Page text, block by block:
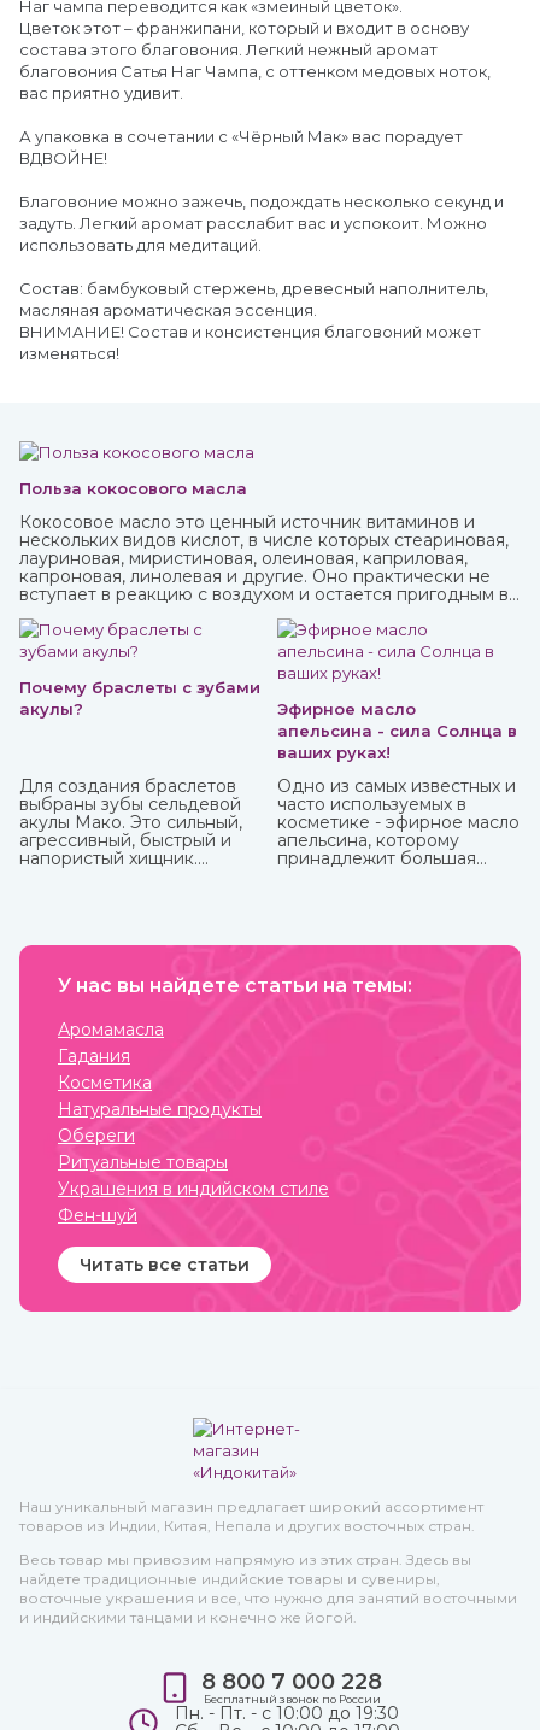
Наг чампа переводится как «змеиный цветок».
Цветок этот – франжипани, который и входит в основу
состава этого благовония. Легкий нежный аромат
благовония Сатья Наг Чампа, с оттенком медовых ноток,
вас приятно удивит.
А упаковка в сочетании с «Чёрный Мак» вас порадует
ВДВОЙНЕ!
Благовоние можно зажечь, подождать несколько секунд и
задуть. Легкий аромат расслабит вас и успокоит. Можно
использовать для медитаций.
Состав: бамбуковый стержень, древесный наполнитель,
масляная ароматическая эссенция.
ВНИМАНИЕ! Состав и консистенция благовоний может
изменяться!
Польза кокосового масла
Кокосовое масло это ценный источник витаминов и
нескольких видов кислот, в числе которых стеариновая,
лауриновая, миристиновая, олеиновая, каприловая,
капроновая, линолевая и другие. Оно практически не
вступает в реакцию с воздухом и остается пригодным в
одним из самых важных, обладает охлаждающими,
успокаивающими, освежающими свойствами. Купить
кокосовое масло от известных марок вы можете в
интернет-магазине ИндоКитай.
Почему браслеты с зубами
акулы?
Для создания браслетов
выбраны зубы сельдевой
акулы Мако. Это сильный,
агрессивный, быстрый и
напористый хищник.
м. Жители Океании
ее зубами обеспечивают
Эфирное масло
апельсина - сила Солнца в
ваших руках!
Одно из самых известных и
часто используемых в
косметике - эфирное масло
апельсина, которому
принадлежит большая
получения. Это яркий,
который подарит вам
У нас вы найдете статьи на темы:
Аромамасла
Гадания
Косметика
Натуральные продукты
Обереги
Ритуальные товары
Украшения в индийском стиле
Фен-шуй
Читать все статьи
Наш уникальный магазин предлагает широкий ассортимент
товаров из Индии, Китая, Непала и других восточных стран.
Весь товар мы привозим напрямую из этих стран. Здесь вы
найдете традиционные индийские товары и сувениры,
восточные украшения и все, что нужно для занятий восточными
и индийскими танцами и конечно же йогой.
8 800 7 000 228
Бесплатный звонок по России
Пн. - Пт. - с 10:00 до 19:30